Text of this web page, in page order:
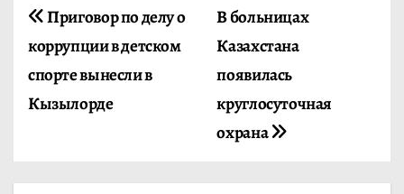
Н
а
в
г
В больницах
Казахстана
появилась
круглосуточная
охрана
Приговор по делу о
коррупции в детском
спорте вынесли в
Кызылорде